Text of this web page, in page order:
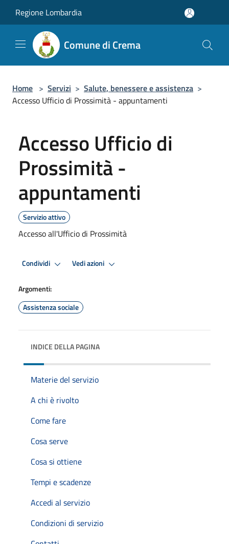
Regione Lombardia
Comune di Crema
Home > Servizi > Salute, benessere e assistenza >
Accesso Ufficio di Prossimità - appuntamenti
Accesso Ufficio di
Prossimità -
appuntamenti
Servizio attivo
Accesso all'Ufficio di Prossimità
Condividi Vedi azioni
Argomenti:
Assistenza sociale
INDICE DELLA PAGINA
Materie del servizio
A chi è rivolto
Come fare
Cosa serve
Cosa si ottiene
Tempi e scadenze
Accedi al servizio
Condizioni di servizio